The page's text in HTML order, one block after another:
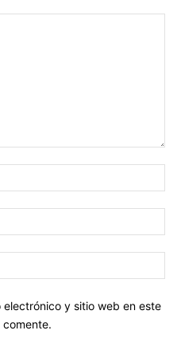
y sitio web en este